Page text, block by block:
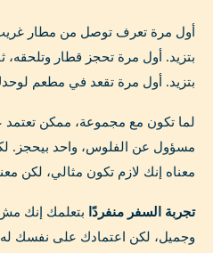
أول مرة تعرف توصل من مطار غريب
بتزيد. أول مرة تحجز قطار وتلحقه،
بتزيد. أول مرة تقعد في مطعم
لما تكون مع مجموعة، ممكن تعتمد
مسؤول عن الفلوس، واحد بيحجز.
معناه إنك لازم تكون مثالي، لكن
تجربة السفر منفردًا بتعلمك إنك
وجميل، لكن اعتمادك على نفسك